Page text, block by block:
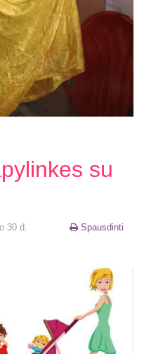
su
Spausdinti
30 d.